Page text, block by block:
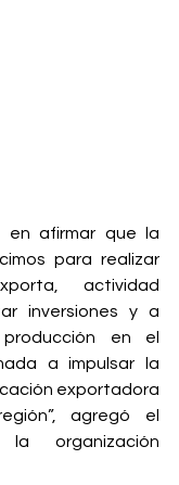
en afirmar que la
para realizar
actividad
inversiones y a
en el
a impulsar la
exportadora
agregó el
organización